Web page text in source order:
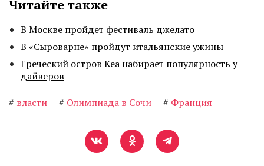
Читайте также
В Москве пройдет фестиваль джелато
В «Сыроварне» пройдут итальянские ужины
Греческий остров Кеа набирает популярность у
дайверов
# власти # Олимпиада в Сочи # Франция